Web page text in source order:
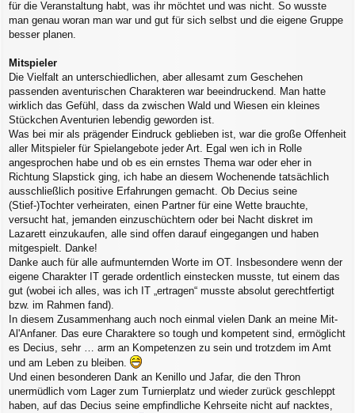
für die Veranstaltung habt, was ihr möchtet und was nicht. So wusste
man genau woran man war und gut für sich selbst und die eigene Gruppe
besser planen.
Mitspieler
Die Vielfalt an unterschiedlichen, aber allesamt zum Geschehen
passenden aventurischen Charakteren war beeindruckend. Man hatte
wirklich das Gefühl, dass da zwischen Wald und Wiesen ein kleines
Stückchen Aventurien lebendig geworden ist.
Was bei mir als prägender Eindruck geblieben ist, war die große Offenheit
aller Mitspieler für Spielangebote jeder Art. Egal wen ich in Rolle
angesprochen habe und ob es ein ernstes Thema war oder eher in
Richtung Slapstick ging, ich habe an diesem Wochenende tatsächlich
ausschließlich positive Erfahrungen gemacht. Ob Decius seine
(Stief-)Tochter verheiraten, einen Partner für eine Wette brauchte,
versucht hat, jemanden einzuschüchtern oder bei Nacht diskret im
Lazarett einzukaufen, alle sind offen darauf eingegangen und haben
mitgespielt. Danke!
Danke auch für alle aufmunternden Worte im OT. Insbesondere wenn der
eigene Charakter IT gerade ordentlich einstecken musste, tut einem das
gut (wobei ich alles, was ich IT „ertragen“ musste absolut gerechtfertigt
bzw. im Rahmen fand).
In diesem Zusammenhang auch noch einmal vielen Dank an meine Mit-
Al'Anfaner. Das eure Charaktere so tough und kompetent sind, ermöglicht
es Decius, sehr … arm an Kompetenzen zu sein und trotzdem im Amt
und am Leben zu bleiben.
Und einen besonderen Dank an Kenillo und Jafar, die den Thron
unermüdlich vom Lager zum Turnierplatz und wieder zurück geschleppt
haben, auf das Decius seine empfindliche Kehrseite nicht auf nacktes,